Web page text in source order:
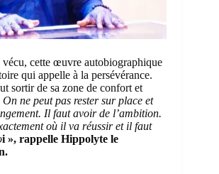
cette œuvre autobiographique
qui appelle à la persévérance.
sortir de sa zone de confort et
On ne peut pas rester sur place et
Il faut avoir de l’ambition.
où il va réussir et il faut
i », rappelle Hippolyte le